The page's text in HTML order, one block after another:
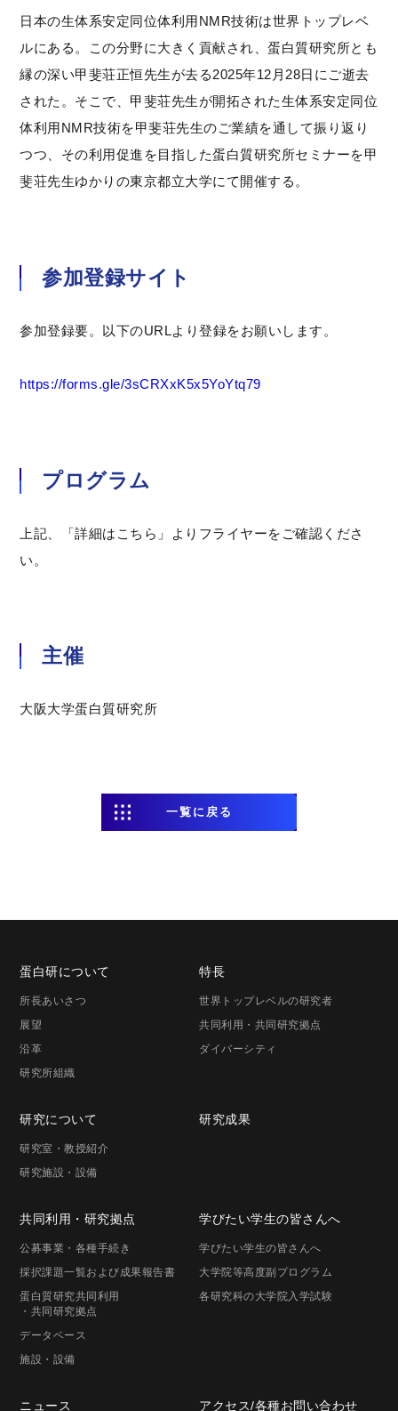
日本の生体系安定同位体利用NMR技術は世界トップレベ
ルにある。この分野に大きく貢献され、蛋白質研究所とも
縁の深い甲斐荘正恒先生が去る2025年12月28日にご逝去
された。そこで、甲斐荘先生が開拓された生体系安定同位
体利用NMR技術を甲斐荘先生のご業績を通して振り返り
つつ、その利用促進を目指した蛋白質研究所セミナーを甲
斐荘先生ゆかりの東京都立大学にて開催する。
参加登録サイト
参加登録要。以下のURLより登録をお願いします。
https://forms.gle/3sCRXxK5x5YoYtq79
プログラム
上記、「詳細はこちら」よりフライヤーをご確認くださ
い。
主催
大阪大学蛋白質研究所
一覧に戻る
蛋白研について
所長あいさつ
展望
沿革
研究所組織
特長
世界トップレベルの研究者
共同利用・共同研究拠点
ダイバーシティ
研究について
研究室・教授紹介
研究施設・ 設備
研究成果
共同利用・ 研究拠点
公募事業 ・各種手続き
採択課題一覧および成果報告書
蛋白質研究共同利用
・共同研究拠点
データベース
施設・設備
学びたい学生の皆さんへ
学びたい学生の皆さんへ
大学院等高度副プログラム
各研究科の大学院入学試験
ニュース アクセス/各種お問い合わせ